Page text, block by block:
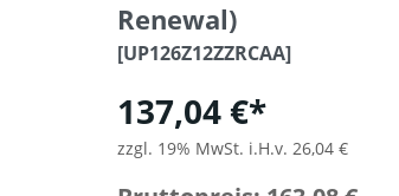
Renewal)
[UP126Z12ZZRCAA]
137,04 €*
zzgl. 19% MwSt. i.H.v. 26,04 €